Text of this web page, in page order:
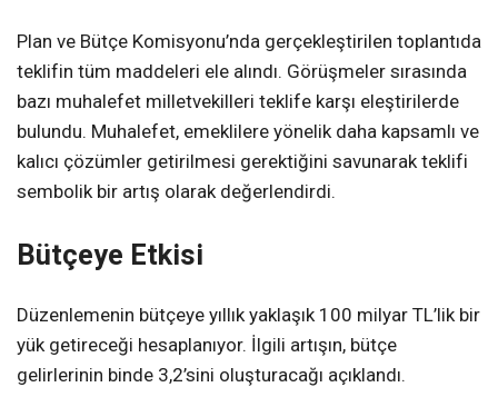
Plan ve Bütçe Komisyonu’nda gerçekleştirilen toplantıda
teklifin tüm maddeleri ele alındı. Görüşmeler sırasında
bazı muhalefet milletvekilleri teklife karşı eleştirilerde
bulundu. Muhalefet, emeklilere yönelik daha kapsamlı ve
kalıcı çözümler getirilmesi gerektiğini savunarak teklifi
sembolik bir artış olarak değerlendirdi.
Bütçeye Etkisi
Düzenlemenin bütçeye yıllık yaklaşık 100 milyar TL’lik bir
yük getireceği hesaplanıyor. İlgili artışın, bütçe
gelirlerinin binde 3,2’sini oluşturacağı açıklandı.